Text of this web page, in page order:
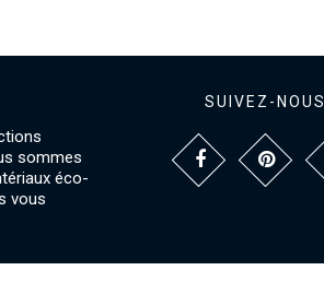
sommes
éco-
vous
SUIVEZ-NOUS